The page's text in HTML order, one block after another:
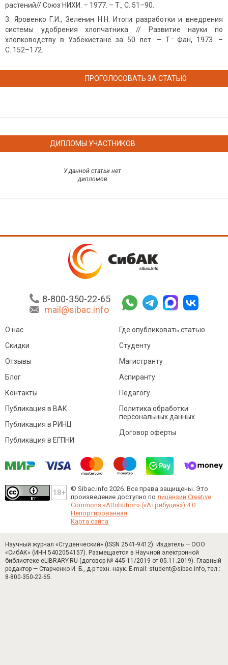
растений// Союз НИХИ. – 1977. – Т., С. 51–90.
Яровенко Г.И., Зеленин Н.Н. Итоги разработки и внедрения
системы удобрения хлопчатника // Развитие науки по
хлопководству в Узбекистане за 50 лет. – Т.: Фан, 1973. –
С. 152–172.
ПРОГОЛОСОВАТЬ ЗА СТАТЬЮ
ДИПЛОМЫ УЧАСТНИКОВ
У данной статьи нет
дипломов
8-800-350-22-65
mail@sibac.info
О нас
Скидки
Отзывы
Блог
Контакты
Где опубликовать статью
Студенту
Магистранту
Аспиранту
Педагогу
Публикация в ВАК
Публикация в РИНЦ
Публикация в ЕГПНИ
Политика обработки
персональных данных
Договор оферты
© Sibac.info 2026. Все права защищены. Это
произведение доступно по лицензии Creative
Commons «Attribution» («Атрибуция») 4.0
Непортированная.
Карта сайта
Научный журнал «Студенческий» (ISSN 2541-9412). Издатель — ООО
«СибАК» (ИНН 5402054157). Размещается в Научной электронной
библиотеке eLIBRARY.RU (договор № 445-11/2019 от 05.11.2019). Главный
редактор — Старченко И. Б., д-р техн. наук. E-mail: student@sibac.info, тел.:
8-800-350-22-65.